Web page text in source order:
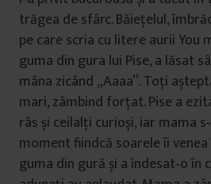
trăgea de sfârc. Băiețelul,
pe care scria cu litere aurii You
guma din gura lui Pise, a lăsat
mâna zicând „Aaaa”. Toți
mari, zâmbind forțat. Pise a
râs și ceilalți curioși, iar mama
moment fiindcă soarele îi venea
guma din gură și a îndesat‑o în